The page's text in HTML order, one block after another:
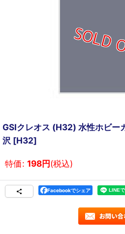
GSIクレオス (H32) 水性ホビー
沢 [H32]
特価: 198円(税込)
Facebookでシェア